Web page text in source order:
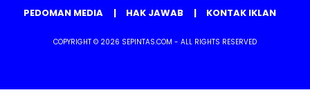
PEDOMAN MEDIA
HAK JAWAB KONTAK IKLAN
COPYRIGHT © 2026 SEPINTAS.COM - ALL RIGHTS RESERVED